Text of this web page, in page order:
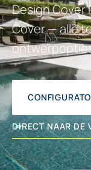
Design Cover
Cover — alle
DIRECT NAAR DE